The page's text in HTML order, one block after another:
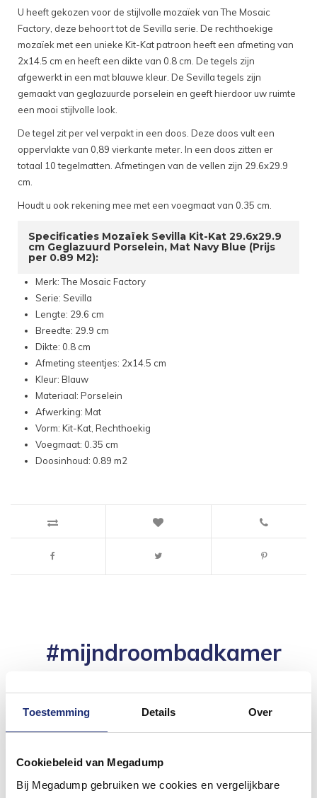
Toestemming Details Over
Cookiebeleid van Megadump
Bij Megadump gebruiken we cookies en vergelijkbare
U heeft gekozen voor de stijlvolle mozaïek van The Mosaic
Factory, deze behoort tot de Sevilla serie. De rechthoekige
mozaïek met een unieke Kit-Kat patroon heeft een afmeting van
2x14.5 cm en heeft een dikte van 0.8 cm. De tegels zijn
afgewerkt in een mat blauwe kleur. De Sevilla tegels zijn
gemaakt van geglazuurde porselein en geeft hierdoor uw ruimte
een mooi stijlvolle look.
De tegel zit per vel verpakt in een doos. Deze doos vult een
oppervlakte van 0,89 vierkante meter. In een doos zitten er
totaal 10 tegelmatten. Afmetingen van de vellen zijn 29.6x29.9
cm.
Houdt u ook rekening mee met een voegmaat van 0.35 cm.
Specificaties Mozaïek Sevilla Kit-Kat 29.6x29.9
cm Geglazuurd Porselein, Mat Navy Blue (Prijs
per 0.89 M2):
Merk: The Mosaic Factory
Serie: Sevilla
Lengte: 29.6 cm
Breedte: 29.9 cm
Dikte: 0.8 cm
Afmeting steentjes: 2x14.5 cm
Kleur: Blauw
Materiaal: Porselein
Afwerking: Mat
Vorm: Kit-Kat, Rechthoekig
Voegmaat: 0.35 cm
Doosinhoud: 0.89 m2
#mijndroombadkamer
inspirerende omgeving vol met unieke
badkamerstijlen. Doe je mee?